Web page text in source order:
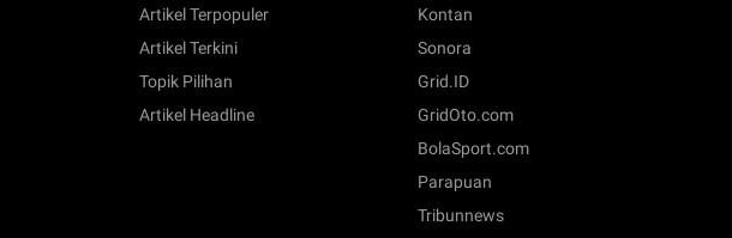
Artikel Terpopuler
Artikel Terkini
Topik Pilihan
Artikel Headline
Kontan
Sonora
Grid.ID
GridOto.com
BolaSport.com
Parapuan
Tribunnews